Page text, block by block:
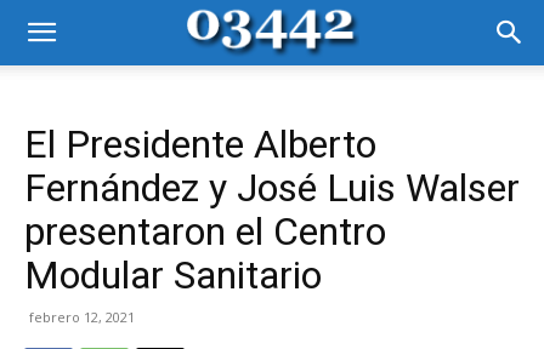
El Presidente Alberto
Fernández y José Luis Walser
presentaron el Centro
Modular Sanitario
febrero 12, 2021